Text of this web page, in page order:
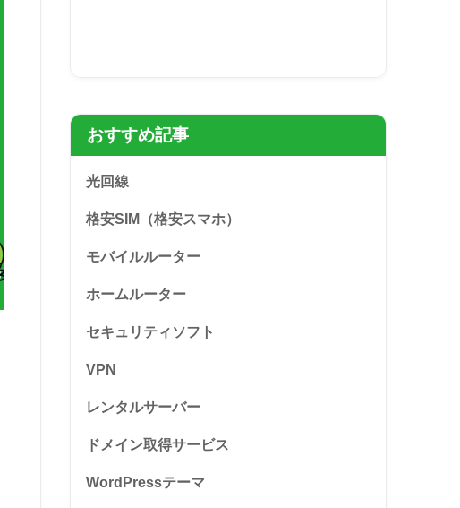
おすすめ記事
光回線
格安SIM（格安スマホ）
モバイルルーター
ホームルーター
セキュリティソフト
VPN
レンタルサーバー
ドメイン取得サービス
WordPressテーマ